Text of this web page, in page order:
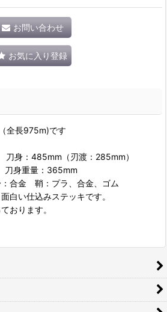
お問い合わせ
お気に入り登録
全長975m)です
刀身：485mm（刃渡：285mm）
刀身重量：365mm
：合金 鞘：プラ、合金、ゴム
白い仕込みステッキです。
おります。